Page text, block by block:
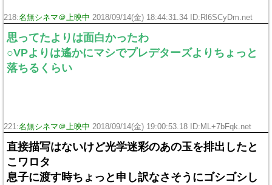
218:名無シネマ＠上映中 2018/09/14(金) 18:44:31.34 ID:Rl6SCyDm.net
思ってたよりは面白かったわ
○VPよりは遙かにマシでプレデターズよりちょっと
落ちるくらい
221:名無シネマ＠上映中 2018/09/14(金) 19:00:53.18 ID:ML+7bFqk.net
直接描写はないけど光学迷彩のあの玉を排出したと
こワロタ
息子に渡す時ちょっと申し訳なさそうにゴシゴシし